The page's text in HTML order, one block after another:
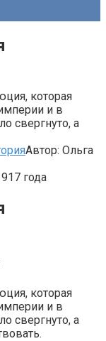
которая
и в
свергнуто, а
Автор: Ольга
которая
и в
свергнуто, а